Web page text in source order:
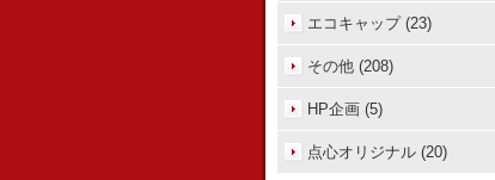
エコキャップ (23)
その他 (208)
HP企画 (5)
点心オリジナル (20)